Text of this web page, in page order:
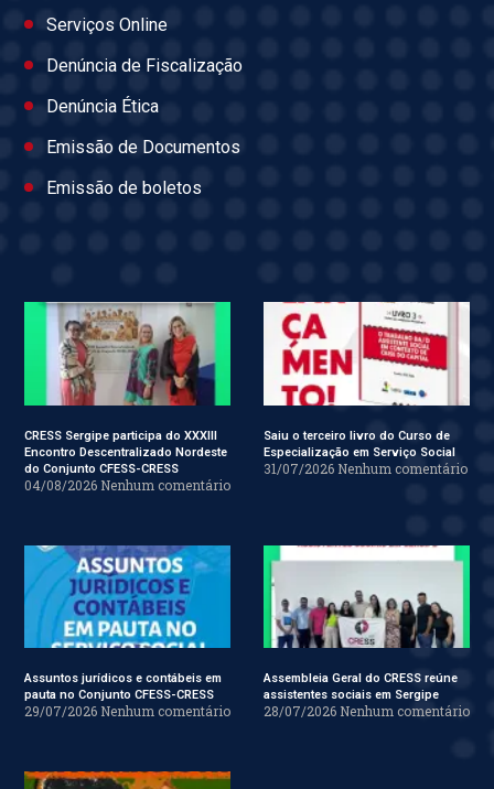
Serviços Online
Denúncia de Fiscalização
Denúncia Ética
Emissão de Documentos
Emissão de boletos
CRESS Sergipe participa do XXXIII
Encontro Descentralizado Nordeste
do Conjunto CFESS-CRESS
04/08/2026 Nenhum comentário
Saiu o terceiro livro do Curso de
Especialização em Serviço Social
31/07/2026 Nenhum comentário
Assuntos jurídicos e contábeis em
pauta no Conjunto CFESS-CRESS
29/07/2026 Nenhum comentário
Assembleia Geral do CRESS reúne
assistentes sociais em Sergipe
28/07/2026 Nenhum comentário